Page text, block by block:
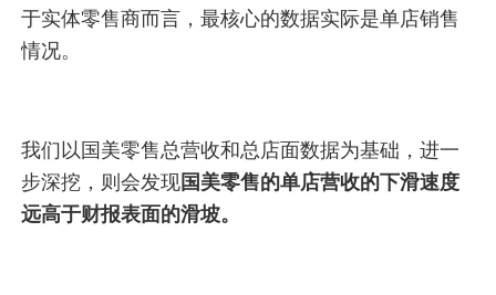
于实体零售商而言，最核心的数据实际是单店销售
情况。
我们以国美零售总营收和总店面数据为基础，进一
步深挖，则会发现国美零售的单店营收的下滑速度
远高于财报表面的滑坡。